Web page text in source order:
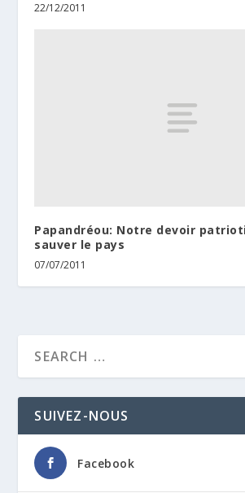
22/12/2011
Papandréou: Notre devoir
sauver le pays
07/07/2011
SUIVEZ-NOUS
Facebook